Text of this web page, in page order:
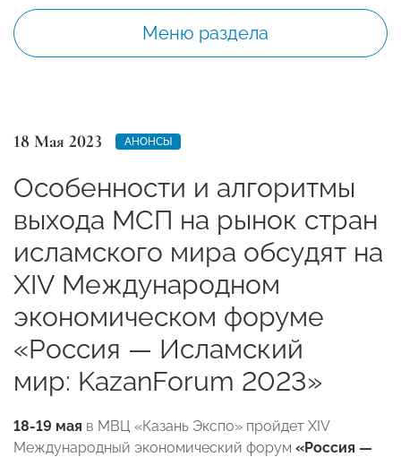
Меню раздела
18 Мая 2023 АНОНСЫ
Особенности и алгоритмы
выхода МСП на рынок стран
исламского мира обсудят на
ХIV Международном
экономическом форуме
«Россия — Исламский
мир: KazanForum 2023»
18-19 мая в МВЦ «Казань Экспо» пройдет ХIV
Международный экономический форум «Россия —